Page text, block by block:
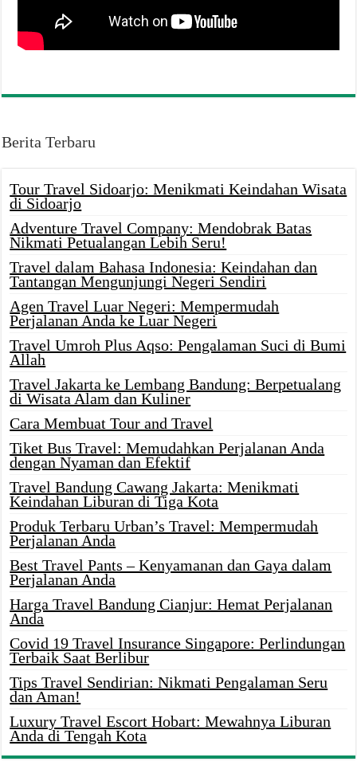
Berita Terbaru
Tour Travel Sidoarjo: Menikmati Keindahan Wisata
di Sidoarjo
Adventure Travel Company: Mendobrak Batas
Nikmati Petualangan Lebih Seru!
Travel dalam Bahasa Indonesia: Keindahan dan
Tantangan Mengunjungi Negeri Sendiri
Agen Travel Luar Negeri: Mempermudah
Perjalanan Anda ke Luar Negeri
Travel Umroh Plus Aqso: Pengalaman Suci di Bumi
Allah
Travel Jakarta ke Lembang Bandung: Berpetualang
di Wisata Alam dan Kuliner
Cara Membuat Tour and Travel
Tiket Bus Travel: Memudahkan Perjalanan Anda
dengan Nyaman dan Efektif
Travel Bandung Cawang Jakarta: Menikmati
Keindahan Liburan di Tiga Kota
Produk Terbaru Urban’s Travel: Mempermudah
Perjalanan Anda
Best Travel Pants – Kenyamanan dan Gaya dalam
Perjalanan Anda
Harga Travel Bandung Cianjur: Hemat Perjalanan
Anda
Covid 19 Travel Insurance Singapore: Perlindungan
Terbaik Saat Berlibur
Tips Travel Sendirian: Nikmati Pengalaman Seru
dan Aman!
Luxury Travel Escort Hobart: Mewahnya Liburan
Anda di Tengah Kota